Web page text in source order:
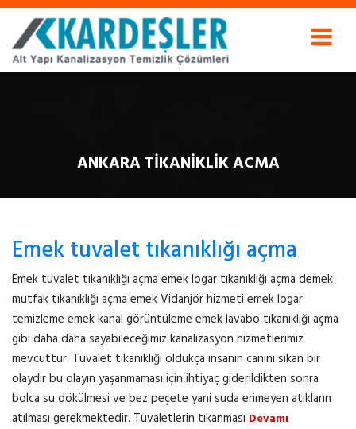
ANKARA TIKANIKLIK ACMA
Emek tuvalet tıkanıklığı açma
Emek tuvalet tıkanıklığı açma emek logar tıkanıklığı açma demek
mutfak tıkanıklığı açma emek Vidanjör hizmeti emek logar
temizleme emek kanal görüntüleme emek lavabo tıkanıklığı açma
gibi daha daha sayabileceğimiz kanalizasyon hizmetlerimiz
mevcuttur. Tuvalet tıkanıklığı oldukça insanın canını sıkan bir
olaydır bu olayın yaşanmaması için ihtiyaç giderildikten sonra
bolca su dökülmesi ve bez peçete yani suda erimeyen atıkların
atılması gerekmektedir. Tuvaletlerin tıkanması Devamı